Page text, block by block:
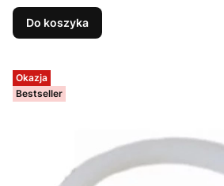
Do koszyka
Okazja
Bestseller